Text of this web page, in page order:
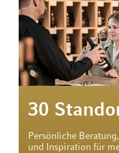
30
Persönliche
und Inspiration für